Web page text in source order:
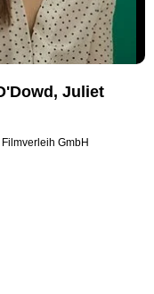
Juliet
GmbH